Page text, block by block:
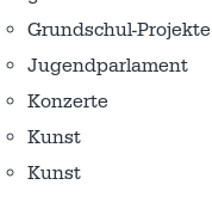
Grundschul-Projekte
Jugendparlament
Konzerte
Kunst
Kunst